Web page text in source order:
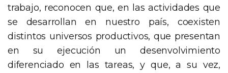
trabajo, reconocen que, en las actividades que
se desarrollan en nuestro país, coexisten
distintos universos productivos, que presentan
en su ejecución un desenvolvimiento
diferenciado en las tareas, y que, a su vez,